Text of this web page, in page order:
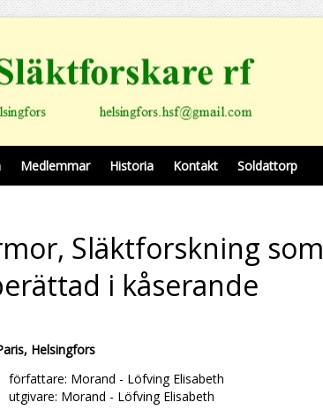
Medlemmar Historia Kontakt Soldattorp
Släktforskning som
i kåserande
Helsingfors
författare: Morand - Löfving Elisabeth
utgivare: Morand - Löfving Elisabeth